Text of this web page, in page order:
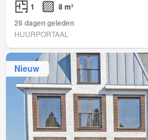
1
8 m²
26 dagen geleden
HUURPORTAAL
Nieuw